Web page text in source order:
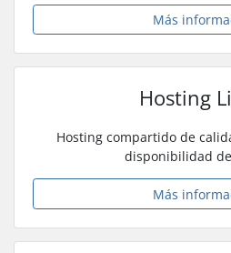
Más
Hosting
Hosting compartido de
disponibilidad
Más